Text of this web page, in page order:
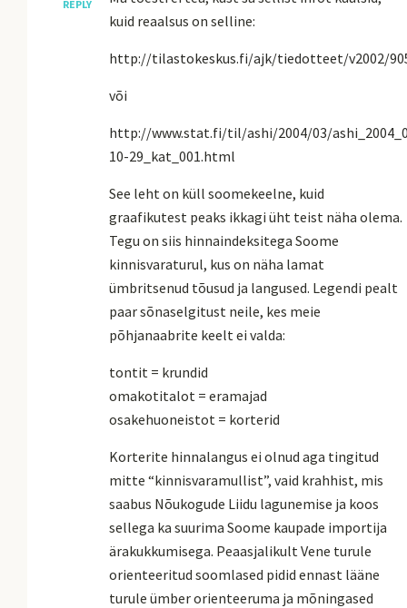
REPLY
kuid reaalsus on selline:
http://tilastokeskus.fi/ajk/tiedotteet/v2002/
või
http://www.stat.fi/til/ashi/2004/03/
10-29_kat_001.html
See leht on küll soomekeelne, kuid
graafikutest peaks ikkagi üht teist näha olema.
Tegu on siis hinnaindeksitega Soome
kinnisvaraturul, kus on näha lamat
ümbritsenud tõusud ja langused. Legendi pealt
paar sõnaselgitust neile, kes meie
põhjanaabrite keelt ei valda:
tontit = krundid
omakotitalot = eramajad
osakehuoneistot = korterid
Korterite hinnalangus ei olnud aga tingitud
mitte “kinnisvaramullist”, vaid krahhist, mis
saabus Nõukogude Liidu lagunemise ja koos
sellega ka suurima Soome kaupade importija
ärakukkumisega. Peaasjalikult Vene turule
orienteeritud soomlased pidid ennast lääne
turule ümber orienteeruma ja mõningased